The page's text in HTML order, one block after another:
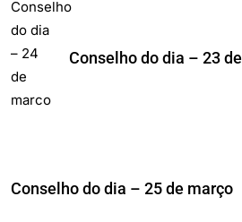
Conselho do dia – 23
Conselho do dia – 25 de março